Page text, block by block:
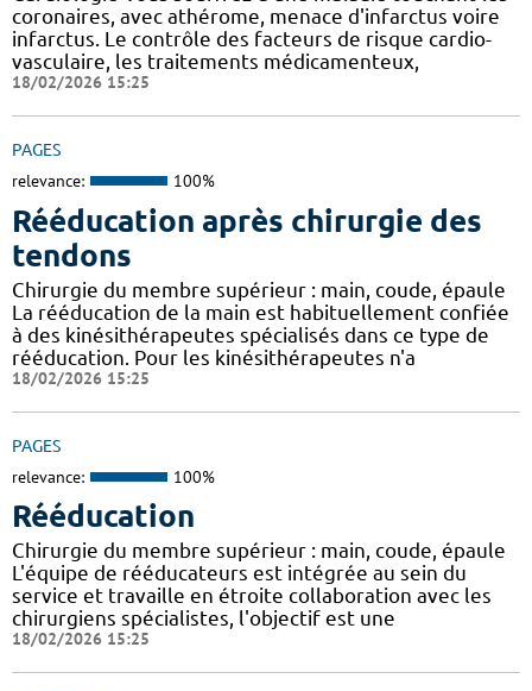
coronaires, avec athérome, menace d'infarctus voire
infarctus. Le contrôle des facteurs de risque cardio-
vasculaire, les traitements médicamenteux,
18/02/2026 15:25
PAGES
relevance: 100%
Rééducation après chirurgie des
tendons
Chirurgie du membre supérieur : main, coude, épaule
La rééducation de la main est habituellement confiée
à des kinésithérapeutes spécialisés dans ce type de
rééducation. Pour les kinésithérapeutes n'a
18/02/2026 15:25
PAGES
relevance: 100%
Rééducation
Chirurgie du membre supérieur : main, coude, épaule
L'équipe de rééducateurs est intégrée au sein du
service et travaille en étroite collaboration avec les
chirurgiens spécialistes, l'objectif est une
18/02/2026 15:25